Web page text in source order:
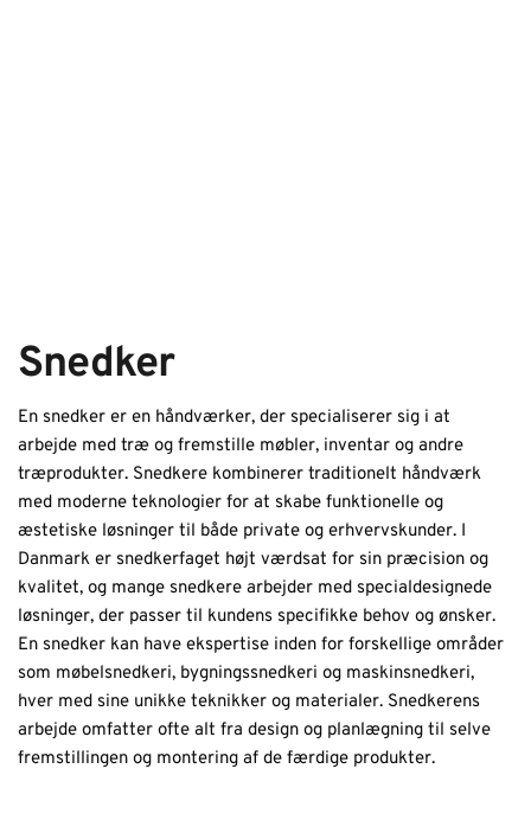
Snedker
En snedker er en håndværker, der specialiserer sig i at
arbejde med træ og fremstille møbler, inventar og andre
træprodukter. Snedkere kombinerer traditionelt håndværk
med moderne teknologier for at skabe funktionelle og
æstetiske løsninger til både private og erhvervskunder. I
Danmark er snedkerfaget højt værdsat for sin præcision og
kvalitet, og mange snedkere arbejder med specialdesignede
løsninger, der passer til kundens specifikke behov og ønsker.
En snedker kan have ekspertise inden for forskellige områder
som møbelsnedkeri, bygningssnedkeri og maskinsnedkeri,
hver med sine unikke teknikker og materialer. Snedkerens
arbejde omfatter ofte alt fra design og planlægning til selve
fremstillingen og montering af de færdige produkter.